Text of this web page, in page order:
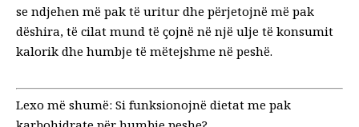
se ndjehen më pak të uritur dhe përjetojnë më pak
dëshira, të cilat mund të çojnë në një ulje të konsumit
kalorik dhe humbje të mëtejshme në peshë.
Lexo më shumë: Si funksionojnë dietat me pak